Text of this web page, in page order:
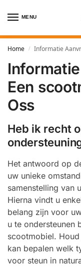
MENU
Home / Informatie
Een
Oss
Heb ik recht
Het antwoord op
uw unieke
samenstelling van
Hierna vindt u
belang zijn voor
u te ondersteunen
scootmobiel.
kan bepalen welk
voor steun in